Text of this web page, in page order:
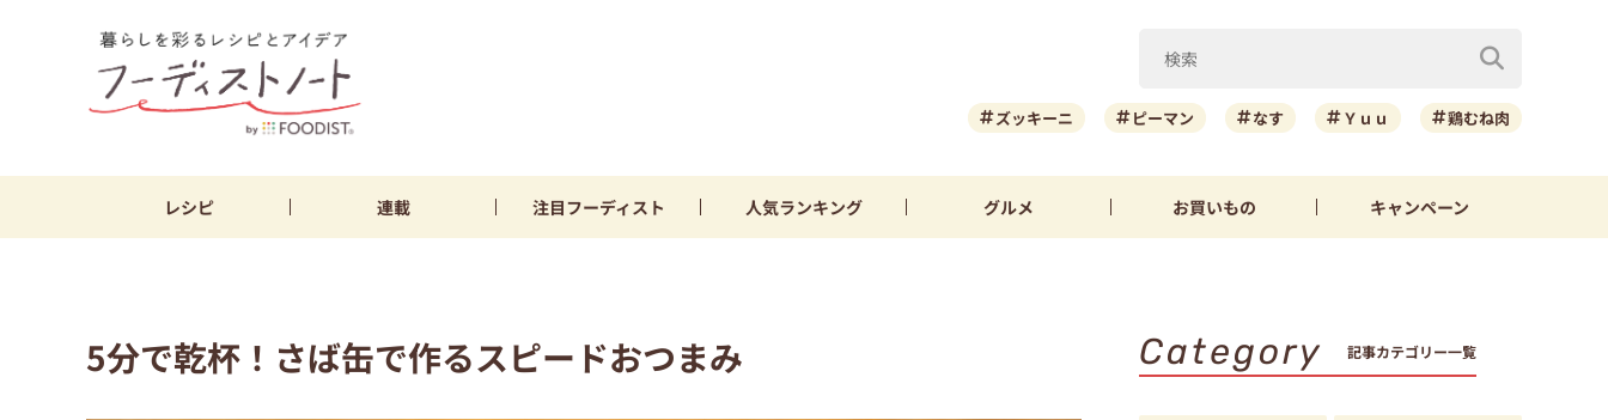
ズッキーニ ピーマン なす Ｙｕｕ 鶏むね肉
レシピ 連載 注目フーディスト 人気ランキング グルメ お買いもの キャンペーン
5分で乾杯！さば缶で作るスピードおつまみ Category 記事カテゴリー一覧